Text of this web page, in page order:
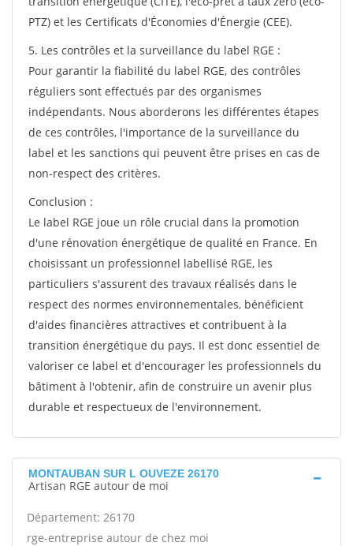
PTZ) et les Certificats d'Économies d'Énergie (CEE).
5. Les contrôles et la surveillance du label RGE :
Pour garantir la fiabilité du label RGE, des contrôles
réguliers sont effectués par des organismes
indépendants. Nous aborderons les différentes étapes
de ces contrôles, l'importance de la surveillance du
label et les sanctions qui peuvent être prises en cas de
non-respect des critères.
Conclusion :
Le label RGE joue un rôle crucial dans la promotion
d'une rénovation énergétique de qualité en France. En
choisissant un professionnel labellisé RGE, les
particuliers s'assurent des travaux réalisés dans le
respect des normes environnementales, bénéficient
d'aides financières attractives et contribuent à la
transition énergétique du pays. Il est donc essentiel de
valoriser ce label et d'encourager les professionnels du
bâtiment à l'obtenir, afin de construire un avenir plus
durable et respectueux de l'environnement.
MONTAUBAN SUR L OUVEZE 26170
Artisan RGE autour de moi
Département: 26170
rge-entreprise autour de chez moi